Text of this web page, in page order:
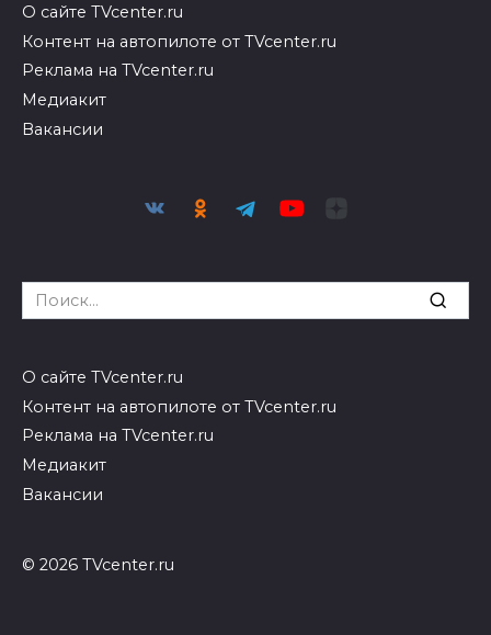
О сайте TVcenter.ru
Контент на автопилоте от TVcenter.ru
Реклама на TVcenter.ru
Медиакит
Вакансии
Search
for:
О сайте TVcenter.ru
Контент на автопилоте от TVcenter.ru
Реклама на TVcenter.ru
Медиакит
Вакансии
© 2026 TVcenter.ru